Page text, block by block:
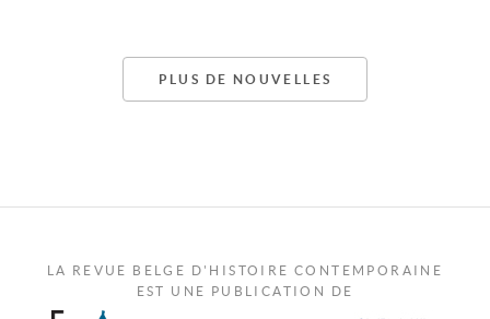
PLUS DE NOUVELLES
LA REVUE BELGE D'HISTOIRE CONTEMPORAINE
EST UNE PUBLICATION DE